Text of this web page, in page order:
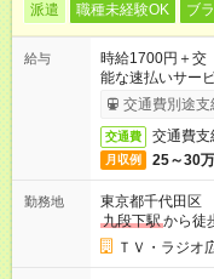
派遣 職種未経験OK ブ
給与
時給1700円＋
能な速払いサー
交通費別途支
交通費 交通費支
月収例 25～30
勤務地
東京都千代田区
九段下駅から徒
ＴＶ・ラジオ